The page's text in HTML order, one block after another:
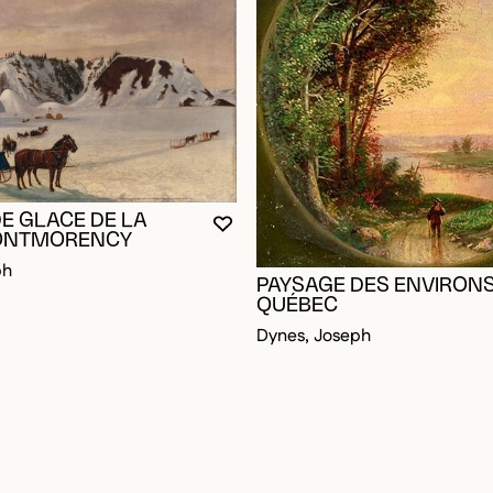
CONNECTÉ POUR AJOUTER AUX FAVORIS
VOUS DEVEZ ÊTRE CONNECTÉ
FERMER LA MODALE
OUVRIR LA MODALE
GLACE DE LA
PAYSAGE DES
QUÉBEC
Dynes, Joseph